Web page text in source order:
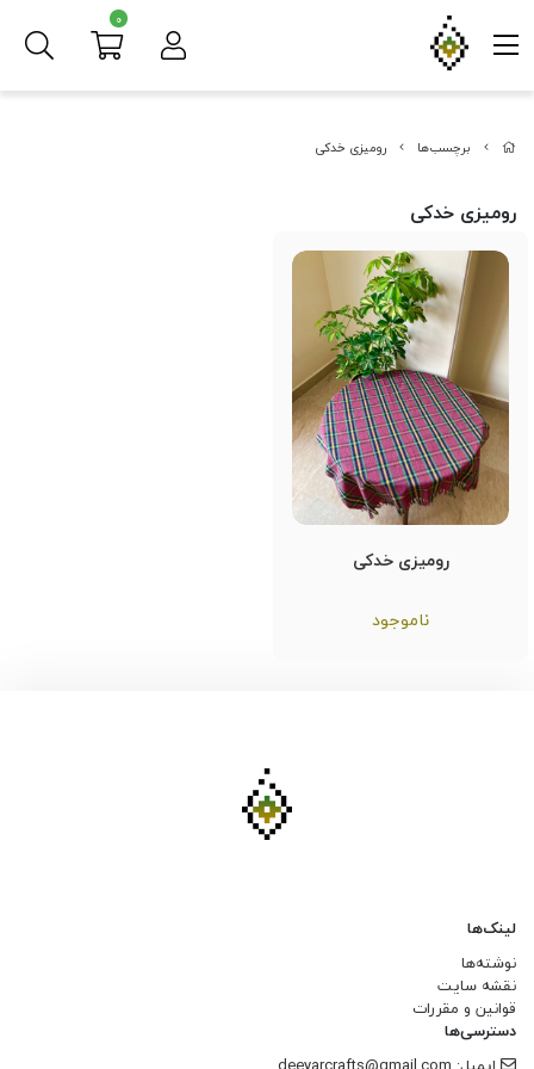
برچسب‌ها رومیزی خدکی
رومیزی خدکی
رومیزی خدکی
ناموجود
لینک‌ها
نوشته‌ها
نقشه سایت
قوانین و مقررات
دسترسی‌ها
0